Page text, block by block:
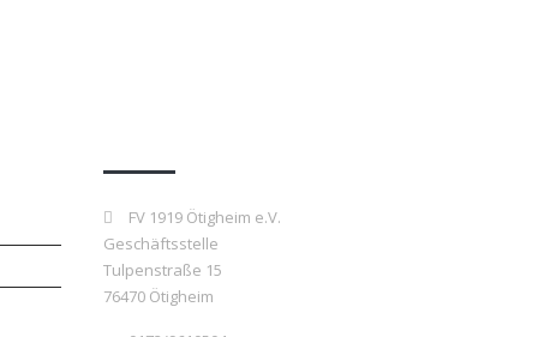
FV 1919 Ötigheim e.V.
Geschäftsstelle
Tulpenstraße 15
76470 Ötigheim